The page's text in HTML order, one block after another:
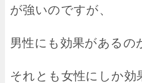
が強いのですが、
男性にも効果があるの
それとも女性にしか効